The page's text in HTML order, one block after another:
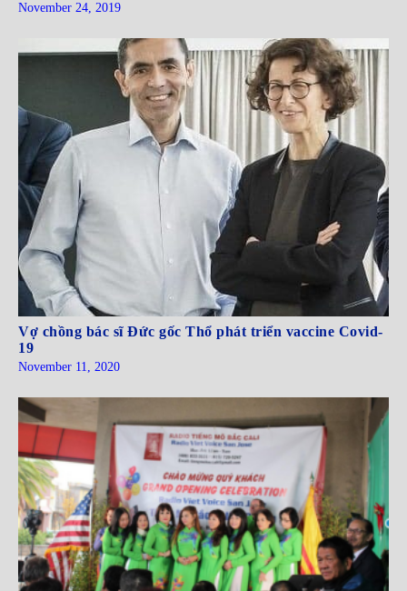
November 24, 2019
Vợ chồng bác sĩ Đức gốc Thổ phát triển vaccine Covid-
19
November 11, 2020